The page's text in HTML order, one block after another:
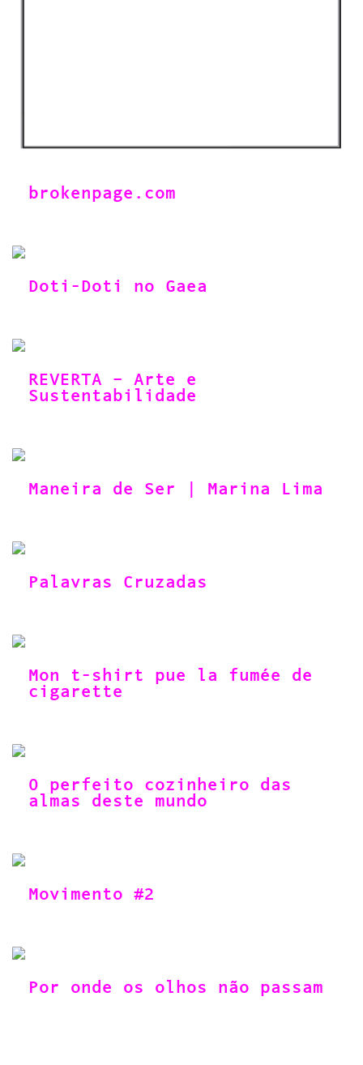
brokenpage.com
Doti-Doti no Gaea
REVERTA – Arte e
Sustentabilidade
Maneira de Ser | Marina Lima
Palavras Cruzadas
Mon t-shirt pue la fumée de
cigarette
O perfeito cozinheiro das
almas deste mundo
Movimento #2
Por onde os olhos não passam